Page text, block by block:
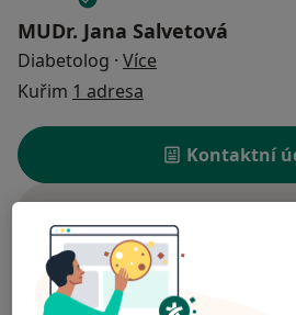
MUDr. Jana Salvetová
Diabetolog · Více
Kuřim 1 adresa
Kontaktní
Zkušenosti